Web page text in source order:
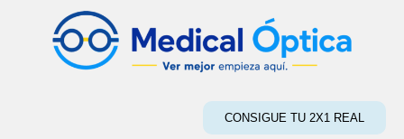
CONSIGUE TU 2X1 REAL